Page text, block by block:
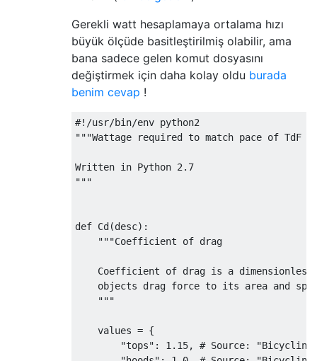
Gerekli watt hesaplamaya ortalama hızı
büyük ölçüde basitleştirilmiş olabilir, ama
bana sadece gelen komut dosyasını
değiştirmek için daha kolay oldu burada
benim cevap !
#!/usr/bin/env python2
"""Wattage required to match pace of TdF
Written in Python 2.7
"""
def Cd(desc):
    """Coefficient of drag
Coefficient of drag is a
objects drag force to its area and
    """
    values = {
"tops": 1.15, # Source: